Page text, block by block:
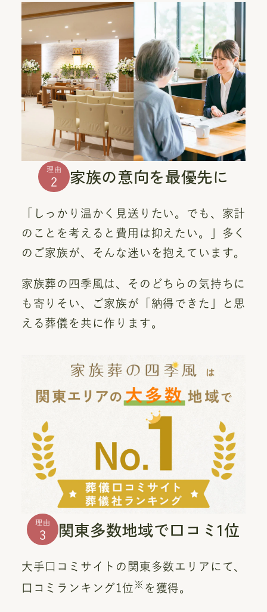
理由
2 家族の意向を最優先に
「しっかり温かく見送りたい。でも、家計
のことを考えると費用は抑えたい。」多く
のご家族が、そんな迷いを抱えています。
家族葬の四季風は、そのどちらの気持ちに
も寄りそい、ご家族が「納得できた」と思
える葬儀を共に作ります。
理由
3 関東多数地域で口コミ1位
大手口コミサイトの関東多数エリアにて、
口コミランキング1位 ※ を獲得。